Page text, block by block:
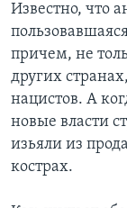
Известно, что
причем, не
других
нацистов. А
новые власти
изьяли из
кострах.